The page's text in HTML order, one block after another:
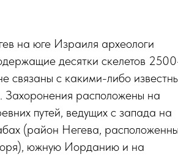
на юге Израиля археологи
десятки скелетов
связаны с какими-либо
Захоронения расположены на
путей, ведущих с запада на
(район Негева,
южную Иорданию и на